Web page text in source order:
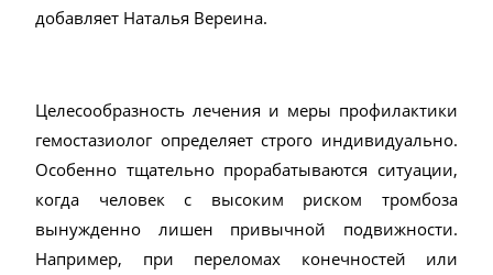
добавляет Наталья Вереина.
Целесообразность лечения и меры профилактики
гемостазиолог определяет строго индивидуально.
Особенно тщательно прорабатываются ситуации,
когда человек с высоким риском тромбоза
вынужденно лишен привычной подвижности.
Например, при переломах конечностей или